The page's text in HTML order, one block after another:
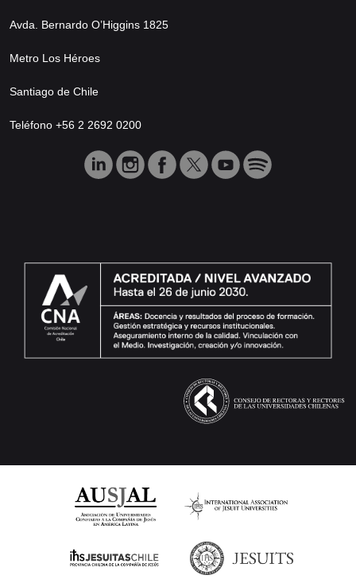
Avda. Bernardo O’Higgins 1825
Metro Los Héroes
Santiago de Chile
Teléfono +56 2 2692 0200